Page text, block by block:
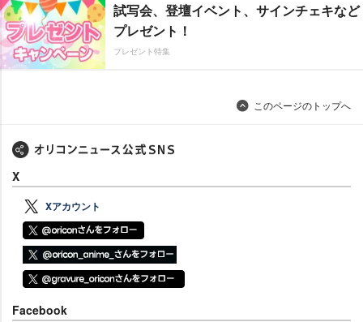
試写会、登壇イベント、サインチェキなど
プレゼント！
プレゼント特集
このページのトップへ
X
Xアカウント
Facebook